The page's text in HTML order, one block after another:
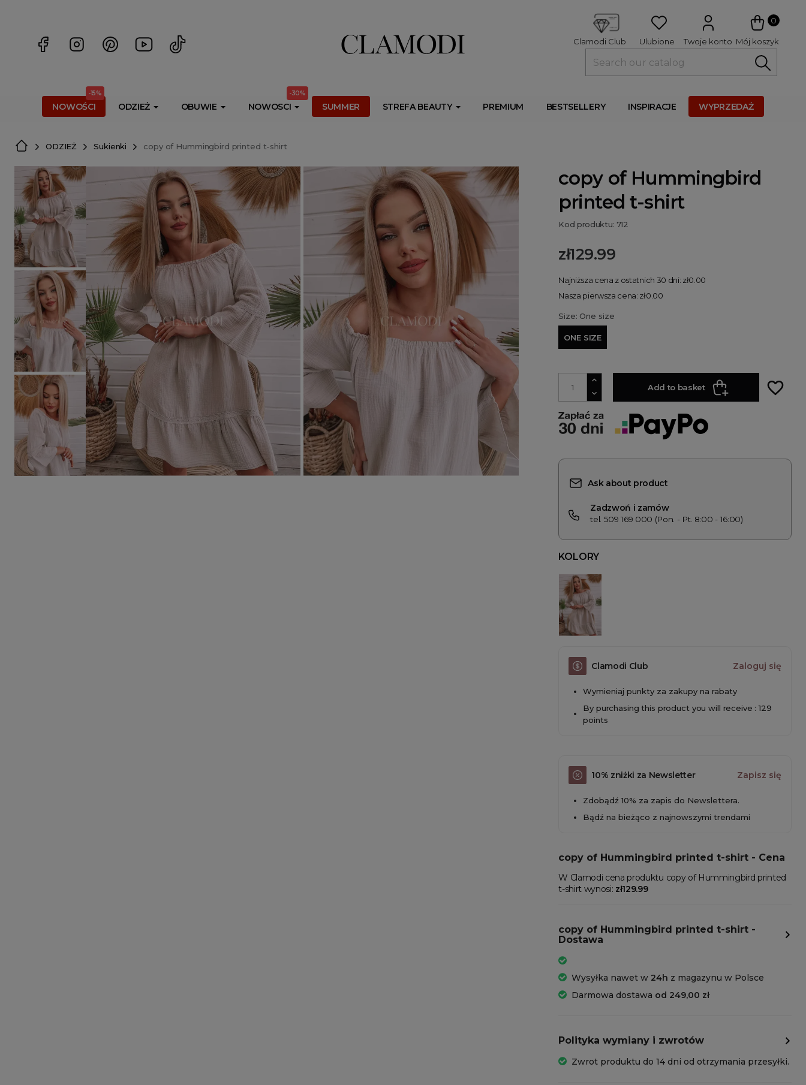
0
Mój koszyk
Twoje konto
Ulubione
Clamodi Club
NOWOŚCI
-15%
ODZIEŻ OBUWIE NOWOSCI
-30%
SUMMER STREFA BEAUTY PREMIUM BESTSELLERY INSPIRACJE WYPRZEDAŻ
ODZIEŻ Sukienki copy of Hummingbird printed t-shirt
copy of Hummingbird
printed t-shirt
Kod produktu: 712
zł129.99
Najniższa cena z ostatnich 30 dni: zł0.00
Nasza pierwsza cena: zł0.00
Size: One size
ONE SIZE
Add to basket favorite_border
Ask about product
Zadzwoń i zamów
tel. 509 169 000 (Pon. - Pt. 8:00 - 16:00)
KOLORY
Clamodi Club Zaloguj się
Wymieniaj punkty za zakupy na rabaty
By purchasing this product you will receive : 129
points
10% zniżki za Newsletter Zapisz się
Zdobądź 10% za zapis do Newslettera.
Bądź na bieżąco z najnowszymi trendami
copy of Hummingbird printed t-shirt - Cena
W Clamodi cena produktu copy of Hummingbird printed
t-shirt wynosi: zł129.99
copy of Hummingbird printed t-shirt -
Dostawa
Wysyłka nawet w 24h z magazynu w Polsce
Darmowa dostawa od 249,00 zł
Polityka wymiany i zwrotów
Zwrot produktu do 14 dni od otrzymania przesyłki.